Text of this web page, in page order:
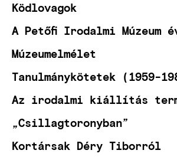
Ködlovagok
A Petőfi Irodalmi Múzeum
Múzeumelmélet
Tanulmánykötetek (1959-
Az irodalmi kiállítás
„Csillagtoronyban”
Kortársak Déry Tiborról